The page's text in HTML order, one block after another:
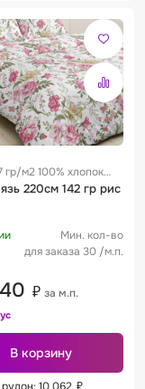
гр/м2 100% хлопок
220см 142 гр рис
Мин. кол-во
для заказа 30 /м.п.
₽ за м.п.
В корзину